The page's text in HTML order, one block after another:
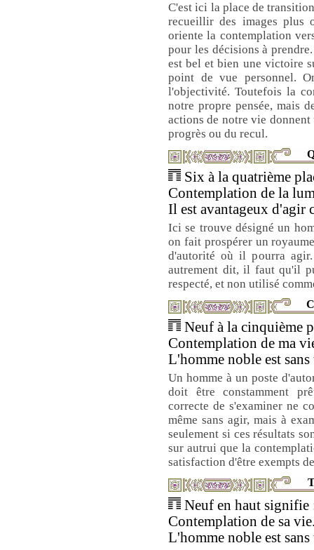
C'est ici la place de
recueillir des images plus
oriente la contemplation
pour les décisions à
est bel et bien une victoire
point de vue personnel.
l'objectivité. Toutefois la
notre propre pensée, mais
actions de notre vie
progrès ou du recul.
Six à la quatrième
Contemplation de la
Il est avantageux d'agir
Ici se trouve désigné un
on fait prospérer un
d'autorité où il pourra
autrement dit, il faut qu'il
respecté, et non utilisé
Neuf à la cinquième
Contemplation de ma
L'homme noble est sans
Un homme à un poste
doit être constamment
correcte de s'examiner ne
même sans agir, mais à
seulement si ces résultats
sur autrui que la
satisfaction d'être exempts
Neuf en haut signifie
Contemplation de sa
L'homme noble est sans